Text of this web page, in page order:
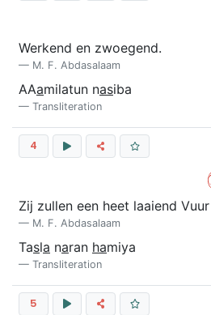
Werkend en zwoegend.
M. F. Abdasalaam
AAamilatun nasiba
Transliteration
4
Zij zullen een heet laaiend
M. F. Abdasalaam
Tasla naran hamiya
Transliteration
5